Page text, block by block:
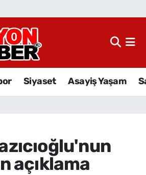
Siyaset Asayiş Yaşam
açıklama